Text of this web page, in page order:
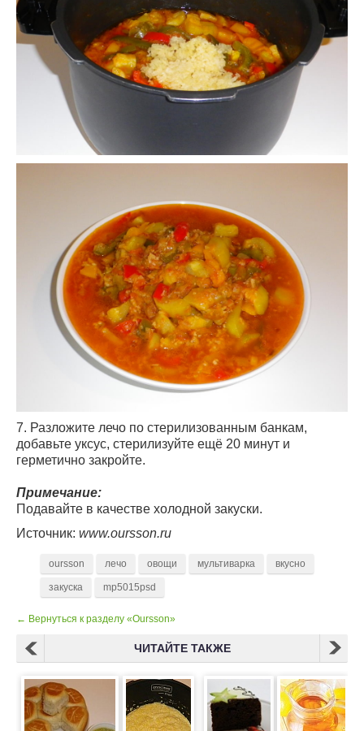
7. Разложите лечо по стерилизованным банкам,
добавьте уксус, стерилизуйте ещё 20 минут и
герметично закройте.
Примечание:
Подавайте в качестве холодной закуски.
Источник: www.oursson.ru
oursson лечо овощи мультиварка вкусно
закуска mp5015psd
← Вернуться к разделу «Oursson»
ЧИТАЙТЕ ТАКЖЕ